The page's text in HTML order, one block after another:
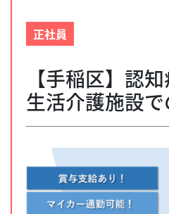
正社員
【手稲区】認
生活介護施設